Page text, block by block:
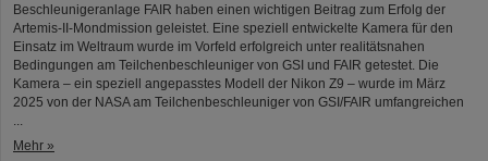
Beschleunigeranlage FAIR haben einen wichtigen Beitrag zum Erfolg der
Artemis-II-Mondmission geleistet. Eine speziell entwickelte Kamera für den
Einsatz im Weltraum wurde im Vorfeld erfolgreich unter realitätsnahen
Bedingungen am Teilchenbeschleuniger von GSI und FAIR getestet. Die
Kamera – ein speziell angepasstes Modell der Nikon Z9 – wurde im März
2025 von der NASA am Teilchenbeschleuniger von GSI/FAIR umfangreichen
Mehr »